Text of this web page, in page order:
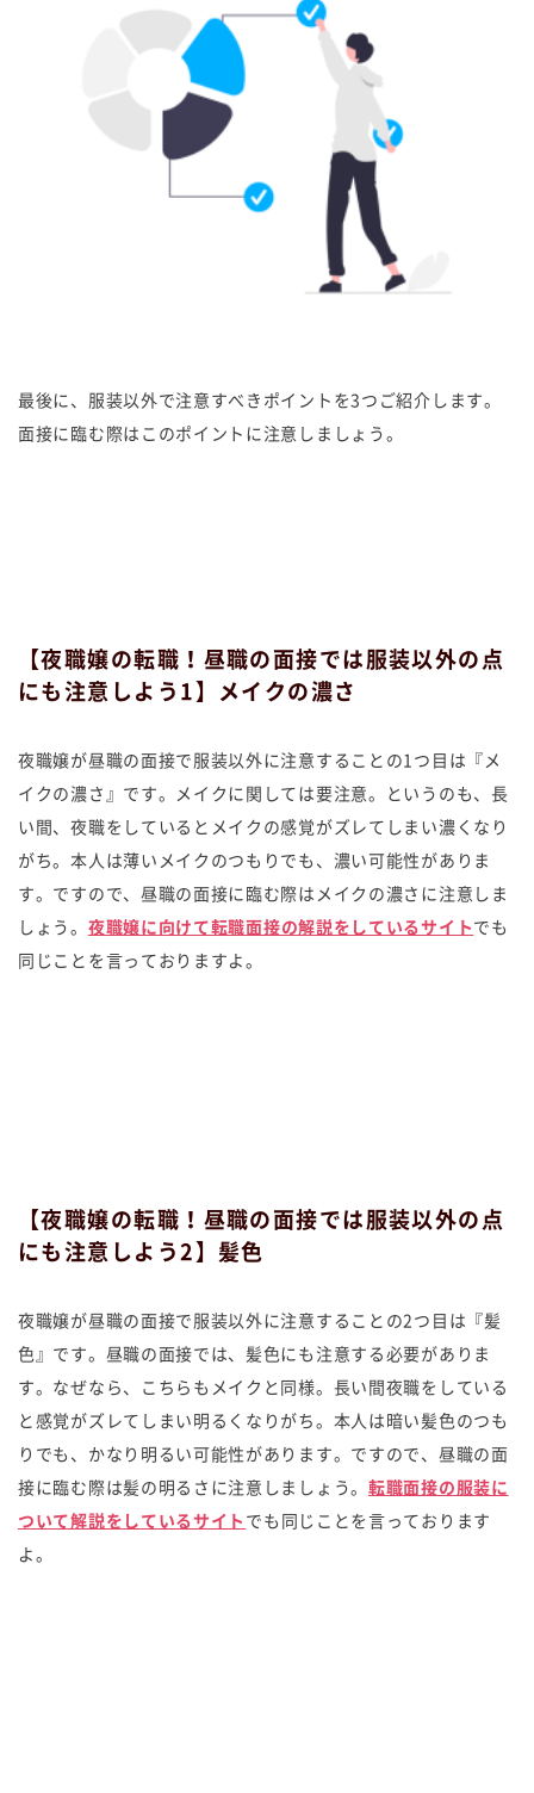
最後に、服装以外で注意すべきポイントを3つご紹介します。
面接に臨む際はこのポイントに注意しましょう。
【夜職嬢の転職！昼職の面接では服装以外の点
にも注意しよう1】メイクの濃さ
夜職嬢が昼職の面接で服装以外に注意することの1つ目は『メ
イクの濃さ』です。メイクに関しては要注意。というのも、長
い間、夜職をしているとメイクの感覚がズレてしまい濃くなり
がち。本人は薄いメイクのつもりでも、濃い可能性がありま
す。ですので、昼職の面接に臨む際はメイクの濃さに注意しま
しょう。 夜職嬢に向けて転職面接の解説をしているサイト でも
同じことを言っておりますよ。
【夜職嬢の転職！昼職の面接では服装以外の点
にも注意しよう2】髪色
夜職嬢が昼職の面接で服装以外に注意することの2つ目は『髪
色』です。昼職の面接では、髪色にも注意する必要がありま
す。なぜなら、こちらもメイクと同様。長い間夜職をしている
と感覚がズレてしまい明るくなりがち。本人は暗い髪色のつも
りでも、かなり明るい可能性があります。ですので、昼職の面
接に臨む際は髪の明るさに注意しましょう。 転職面接の服装に
ついて解説をしているサイト でも同じことを言っております
よ。